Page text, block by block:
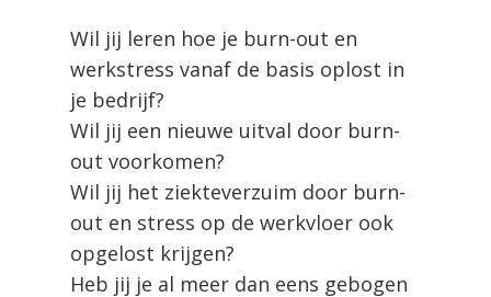
Wil jij leren hoe je burn-out en
werkstress vanaf de basis oplost in
je bedrijf?
Wil jij een nieuwe uitval door burn-
out voorkomen?
Wil jij het ziekteverzuim door burn-
out en stress op de werkvloer ook
opgelost krijgen?
Heb jij je al meer dan eens gebogen